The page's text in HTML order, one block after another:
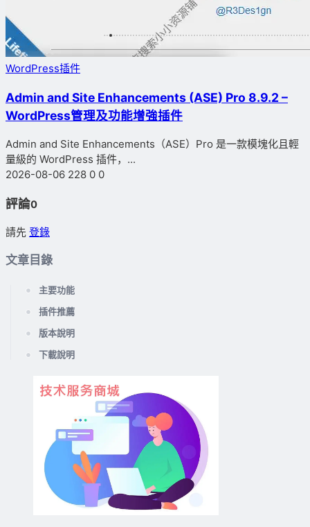
WordPress插件
Admin and Site Enhancements (ASE) Pro 8.9.2 –
WordPress管理及功能增強插件
Admin and Site Enhancements（ASE）Pro 是一款模塊化且輕
量級的 WordPress 插件，...
2026-08-06 228 0 0
評論0
請先 登錄
文章目錄
主要功能
插件推薦
版本說明
下載說明